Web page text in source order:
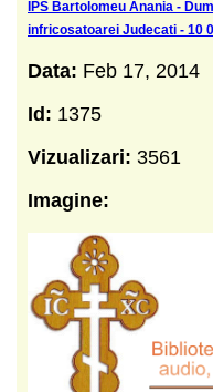
IPS Bartolomeu Anania -
infricosatoarei Judecati - 10
Data: Feb 17, 2014
Id: 1375
Vizualizari: 3561
Imagine: